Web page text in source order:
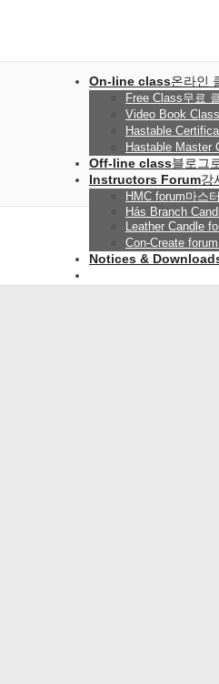
On-line class온라인
Free Class무료
Video Book Class
Hastable
Hastable Master
Off-line class블로그
Instructors Forum강
HMC forum마스
Hás Branch
Leather Candle
Con-Create forum
Notices &